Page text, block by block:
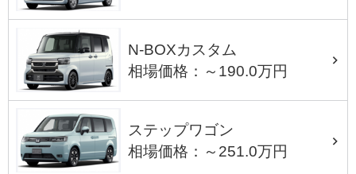
N-BOXカスタム
相場価格：～190.0万円
ステップワゴン
相場価格：～251.0万円